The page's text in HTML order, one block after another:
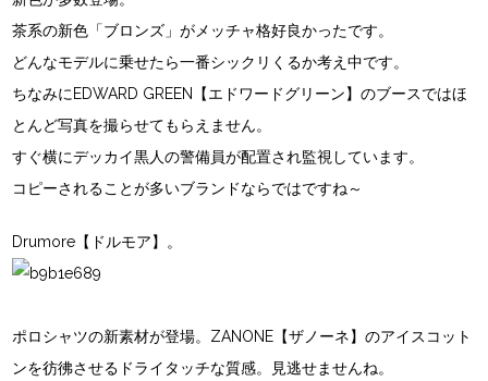
茶系の新色「ブロンズ」がメッチャ格好良かったです。
どんなモデルに乗せたら一番シックリくるか考え中です。
ちなみにEDWARD GREEN【エドワードグリーン】のブースではほ
とんど写真を撮らせてもらえません。
すぐ横にデッカイ黒人の警備員が配置され監視しています。
コピーされることが多いブランドならではですね～
Drumore【ドルモア】。
ポロシャツの新素材が登場。ZANONE【ザノーネ】のアイスコット
ンを彷彿させるドライタッチな質感。見逃せませんね。